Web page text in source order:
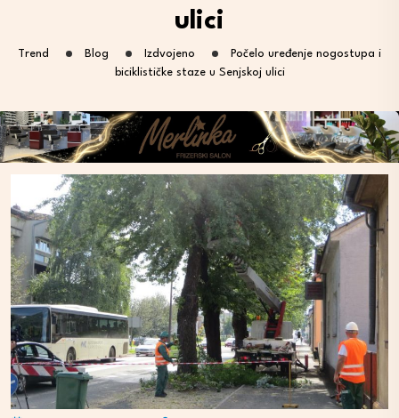
ulici
Trend Blog Izdvojeno
Počelo uređenje nogostupa i
biciklističke staze u Senjskoj ulici